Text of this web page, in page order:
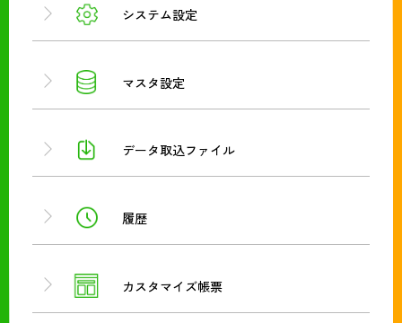
システム設定
マスタ設定
データ取込ファイル
履歴
カスタマイズ帳票